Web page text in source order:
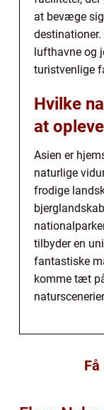
at bevæge
lufthavne og
turistvenlige
Hvilke
at
Asien er
naturlige
frodige
tilbyder en
fantastiske
komme tæt